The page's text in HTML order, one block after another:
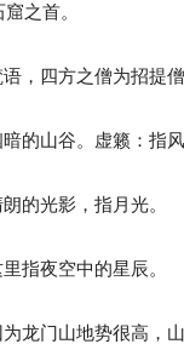
之首。
，四方之僧为招提
的山谷。虚籁：指风
的光影，指月光。
指夜空中的星辰。
龙门山地势很高，